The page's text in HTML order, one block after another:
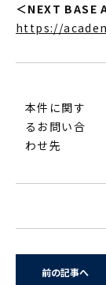
＜NEXT BASE
https://
本件に関す
るお問い合
わせ先
前の記事へ